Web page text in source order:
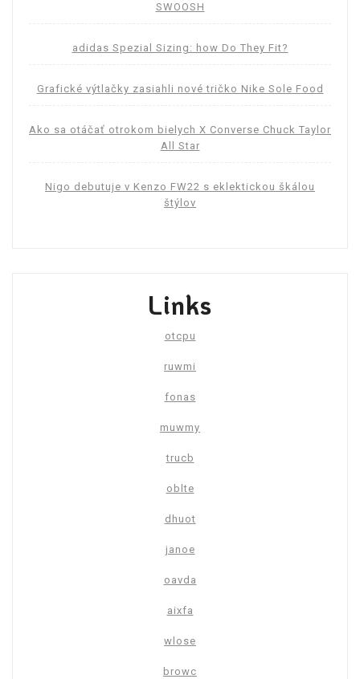
SWOOSH
adidas Spezial Sizing: how Do They Fit?
Grafické výtlačky zasiahli nové tričko Nike Sole Food
Ako sa otáčať otrokom bielych X Converse Chuck Taylor
All Star
Nigo debutuje v Kenzo FW22 s eklektickou škálou
štýlov
Links
otcpu
ruwmi
fonas
muwmy
trucb
oblte
dhuot
janoe
oavda
aixfa
wlose
browc